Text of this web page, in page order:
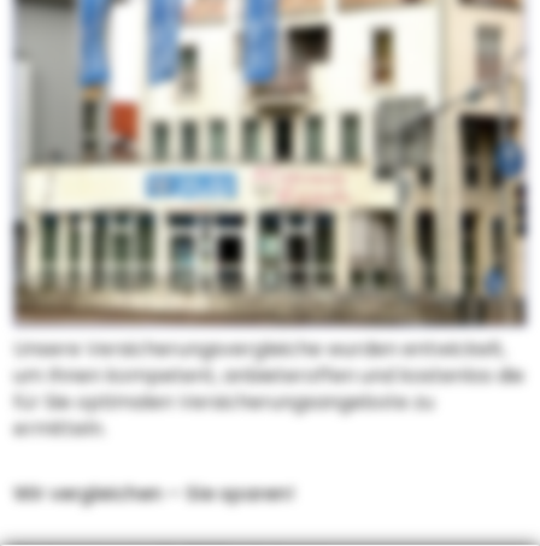
Unsere Versicherungsvergleiche wurden entwickelt,
um Ihnen kompetent, anbieteroffen und kostenlos die
für Sie optimalen Versicherungsangebote zu
ermitteln.
Wir vergleichen – Sie sparen!